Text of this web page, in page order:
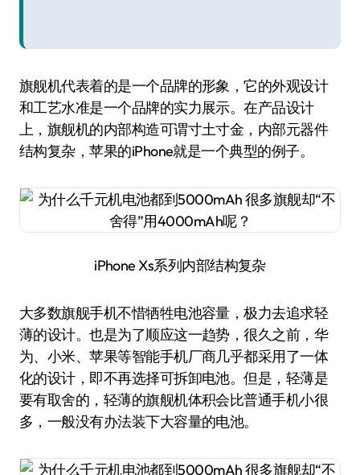
旗舰机代表着的是一个品牌的形象，它的外观设计
和工艺水准是一个品牌的实力展示。在产品设计
上，旗舰机的内部构造可谓寸土寸金，内部元器件
结构复杂，苹果的iPhone就是一个典型的例子。
iPhone Xs系列内部结构复杂
大多数旗舰手机不惜牺牲电池容量，极力去追求轻
薄的设计。也是为了顺应这一趋势，很久之前，华
为、小米、苹果等智能手机厂商几乎都采用了一体
化的设计，即不再选择可拆卸电池。但是，轻薄是
要有取舍的，轻薄的旗舰机体积会比普通手机小很
多，一般没有办法装下大容量的电池。